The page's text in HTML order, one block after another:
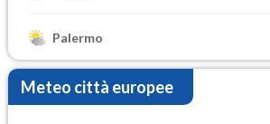
Palermo
Meteo città europee